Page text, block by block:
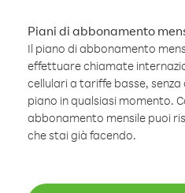
Piani di abbonamento
Il piano di abbonamento
effettuare chiamate
cellulari a tariffe basse,
piano in qualsiasi momento.
abbonamento mensile puoi
che stai già facendo.